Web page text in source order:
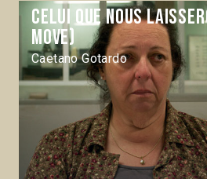
Celui que nous
move)
Caetano Gotardo